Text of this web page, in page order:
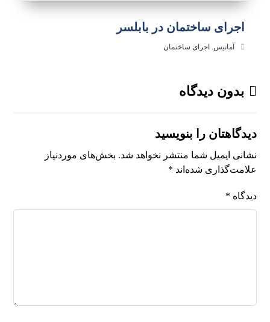
اجرای ساختمان در بابلسر
آماتیس,اجرای ساختمان
بدون دیدگاه
دیدگاهتان را بنویسید
نشانی ایمیل شما منتشر نخواهد شد. بخش‌های موردنیاز
علامت‌گذاری شده‌اند *
دیدگاه *